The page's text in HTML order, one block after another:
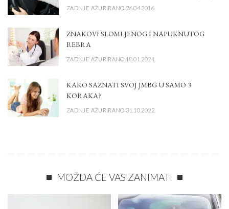
ZADNJE AŽURIRANO 26.04.2016.
ZNAKOVI SLOMLJENOG I NAPUKNUTOG
REBRA
ZADNJE AŽURIRANO 18.01.2024.
KAKO SAZNATI SVOJ JMBG U SAMO 3
KORAKA?
ZADNJE AŽURIRANO 31.10.2022.
MOŽDA ĆE VAS ZANIMATI